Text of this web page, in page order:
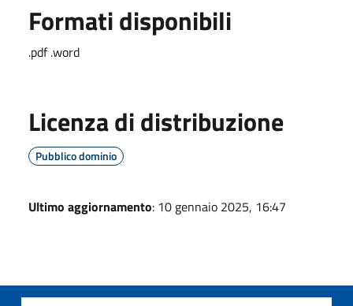
Formati disponibili
.pdf .word
Licenza di distribuzione
Pubblico dominio
Ultimo aggiornamento: 10 gennaio 2025, 16:47